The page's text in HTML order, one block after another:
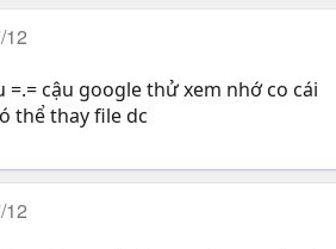
12
=.= cậu google thử xem nhớ co cái
thể thay file dc
12